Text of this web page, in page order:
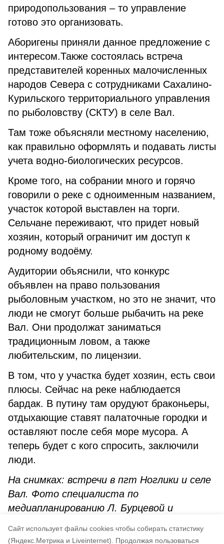
Cайт использует файлы cookies чтобы собирать статистику
(Яндекс.Метрика и Liveinternet).
Продолжая пользоваться
природопользования – то управление
готово это организовать.
Аборигены приняли данное предложение с
интересом.Также состоялась встреча
представителей коренных малочисленных
народов Севера с сотрудниками Сахалино-
Курильского территориального управления
по рыболовству (СКТУ) в селе Вал.
Там тоже объясняли местному населению,
как правильно оформлять и подавать листы
учета водно-биологических ресурсов.
Кроме того, на собрании много и горячо
говорили о реке с одноименным названием,
участок которой выставлен на торги.
Сельчане переживают, что придет новый
хозяин, который ограничит им доступ к
родному водоёму.
Аудитории объяснили, что конкурс
объявлен на право пользования
рыболовным участком, но это не значит, что
люди не смогут больше рыбачить на реке
Вал. Они продолжат заниматься
традиционным ловом, а также
любительским, по лицензии.
В том, что у участка будет хозяин, есть свои
плюсы. Сейчас на реке наблюдается
бардак. В путину там орудуют браконьеры,
отдыхающие ставят палаточные городки и
оставляют после себя море мусора. А
теперь будет с кого спросить, заключили
люди.
На снимках: встречи в пгт Ноглики и селе
Вал. Фото специалиста по
медиапланированию Л. Бурцевой и
КМНС администрации А. Ивановой.